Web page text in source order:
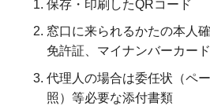
保存・印刷したQRコード
窓口に来られるかたの本人
免許証、マイナンバーカー
代理人の場合は委任状（ペ
照）等必要な添付書類